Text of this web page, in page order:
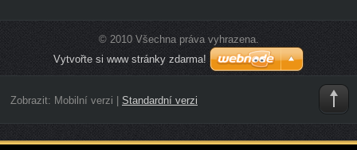
© 2010 Všechna práva vyhrazena.
Vytvořte si www stránky zdarma!
Zobrazit: Mobilní verzi Standardní verzi